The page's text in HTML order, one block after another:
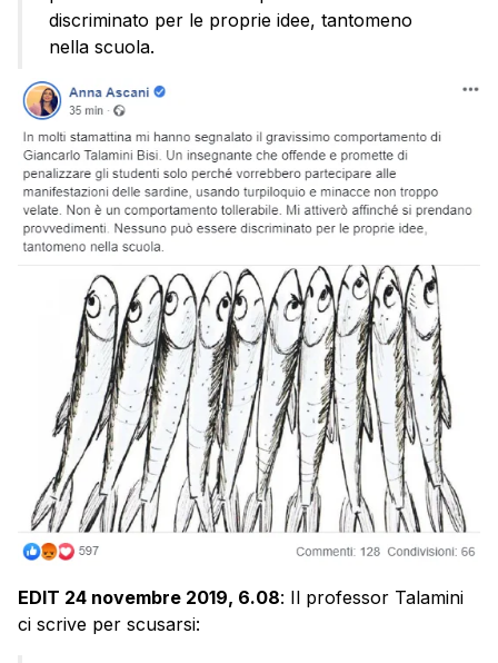
discriminato per le proprie idee, tantomeno
nella scuola.
EDIT 24 novembre 2019, 6.08: Il professor Talamini
ci scrive per scusarsi: